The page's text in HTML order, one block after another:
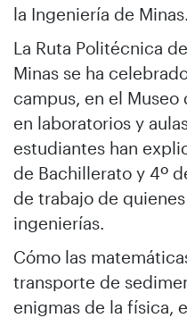
la Ingeniería de Minas.
La Ruta Politécnica
Minas se ha
campus, en el Museo
en laboratorios y
estudiantes han
de Bachillerato y 4º
de trabajo de
ingenierías.
Cómo las
transporte de
enigmas de la física,